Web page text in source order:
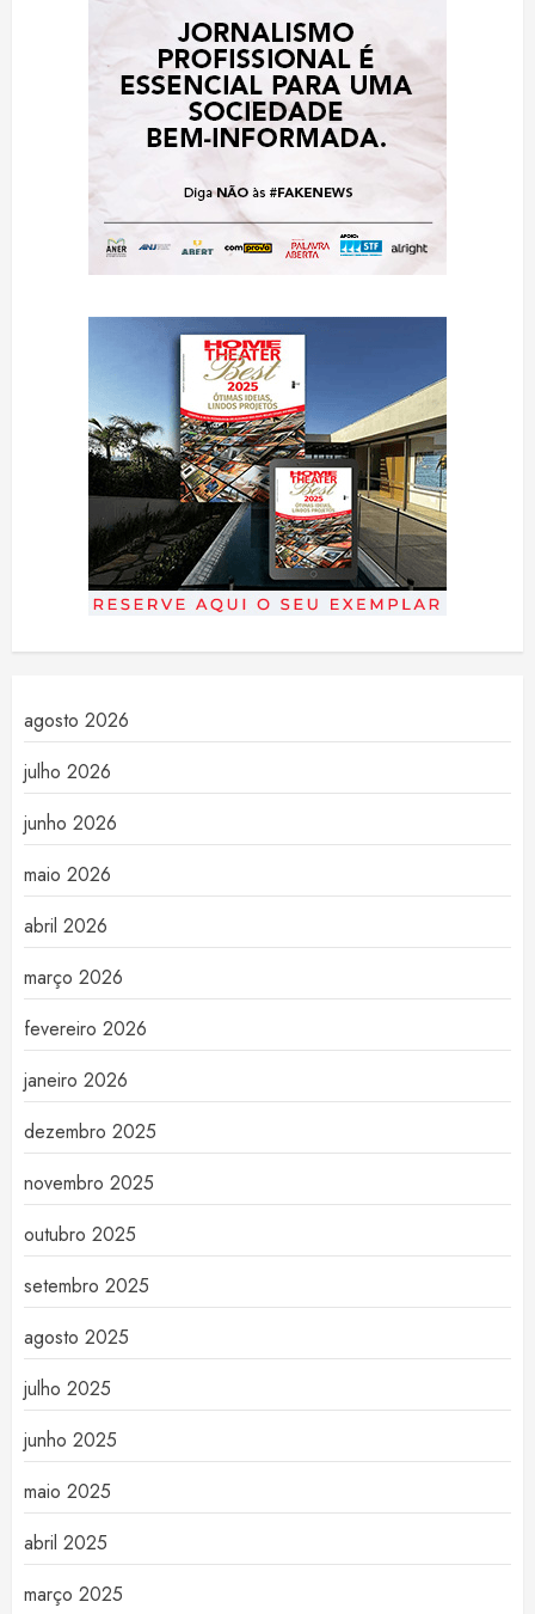
agosto 2026
julho 2026
junho 2026
maio 2026
abril 2026
março 2026
fevereiro 2026
janeiro 2026
dezembro 2025
novembro 2025
outubro 2025
setembro 2025
agosto 2025
julho 2025
junho 2025
maio 2025
abril 2025
março 2025